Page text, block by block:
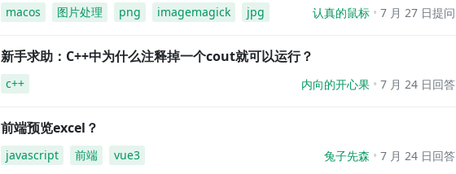
macos 图片处理 png imagemagick jpg 认真的鼠标 7 月 27 日提问
新手求助：C++中为什么注释掉一个cout就可以运行？
c++ 内向的开心果 7 月 24 日回答
前端预览excel？
javascript 前端 vue3 兔子先森 7 月 24 日回答